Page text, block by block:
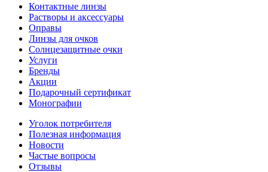
Контактные линзы
Растворы и аксессуары
Оправы
Линзы для очков
Солнцезащитные очки
Услуги
Бренды
Акции
Подарочный сертификат
Монографии
Уголок потребителя
Полезная информация
Новости
Частые вопросы
Отзывы